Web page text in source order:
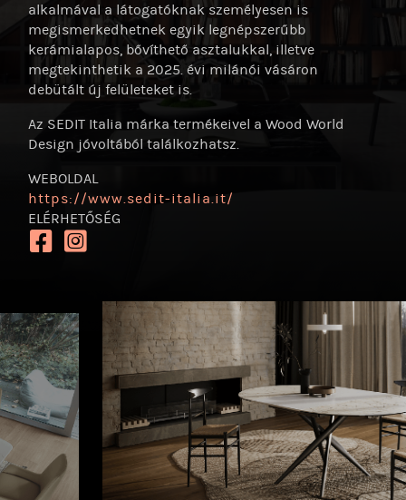
alkalmával a látogatóknak személyesen is
megismerkedhetnek egyik legnépszerűbb
kerámialapos, bővíthető asztalukkal, illetve
megtekinthetik a 2025. évi milánói vásáron
debütált új felületeket is.
Az SEDIT Italia márka termékeivel a Wood World
Design jóvoltából találkozhatsz.
WEBOLDAL
https://www.sedit-italia.it/
ELÉRHETŐSÉG